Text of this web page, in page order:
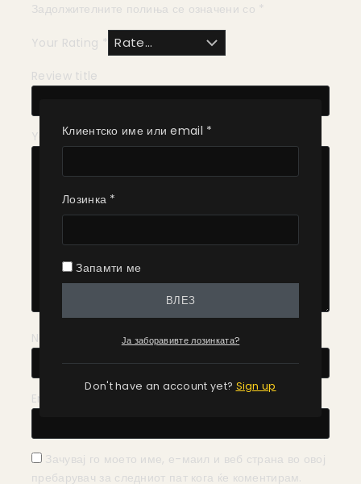
Задолжителните полиња се означени со *
Your Rating *
Review title
Your Review*
Name
Email
Зачувај го моето име, е-маил и веб страна во овој
пребарувач за следниот пат кога ќе коментирам.
Клиентско име или email *
Лозинка *
Запамти ме
ВЛЕЗ
Ја заборавивте лозинката?
Don't have an account yet? Sign up